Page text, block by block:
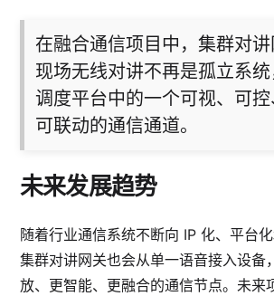
在融合通信项目中，集群对
现场无线对讲不再是孤立系
调度平台中的一个可视、可控
可联动的通信通道。
未来发展趋势
随着行业通信系统不断向 IP 化、平台化
集群对讲网关也会从单一语音接入设备
放、更智能、更融合的通信节点。未来